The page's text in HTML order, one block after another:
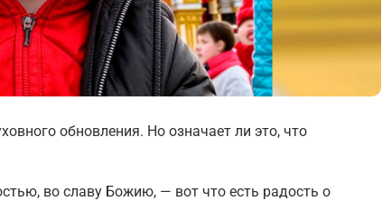
обновления. Но означает ли это, что
во славу Божию, — вот что есть радость о